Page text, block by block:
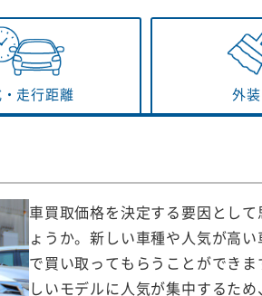
走行距離 外装
車買取価格を決定する要因とし
ょうか。新しい車種や人気が高
で買い取ってもらうことができ
しいモデルに人気が集中するた